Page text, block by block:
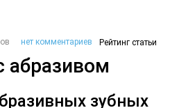
нет комментариев Рейтинг статьи
абразивом
зубных